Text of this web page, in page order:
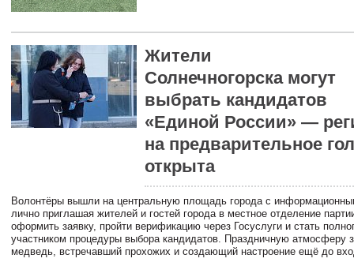
Жители
Солнечногорска могут
выбрать кандидатов
«Единой России» —
на предварительное
открыта
Волонтёры вышли на центральную площадь города с
лично приглашая жителей и гостей города в местное отделение
оформить заявку, пройти верификацию через Госуслуги и стать
участником процедуры выбора кандидатов. Праздничную атмосферу
медведь, встречавший прохожих и создающий настроение ещё до